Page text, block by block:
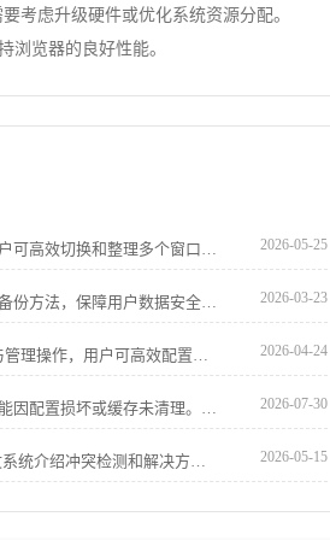
考虑升级硬件或优化系统资源分配。
浏览器的良好性能。
谷歌浏览器支持多窗口操作同步管理，用户可高效切换和整理多个窗口，提升办公与浏览效率。 2026-05-25
谷歌浏览器下载安装后，详解数据同步与备份方法，保障用户数据安全完整，实现多设备无缝连接和便捷使用。 2026-03-23
Chrome浏览器2025版支持扩展插件安装与管理操作，用户可高效配置插件功能，保障安全使用和操作便捷性。 2026-04-24
谷歌浏览器插件图标重启后仍未显示，可能因配置损坏或缓存未清理。通过重载扩展或删除本地缓存可尝试恢复。 2026-07-30
插件冲突常导致Chrome浏览器异常。本文系统介绍冲突检测和解决方案，帮助用户快速定位并修复问题，保障浏览器稳定流畅。 2026-05-15